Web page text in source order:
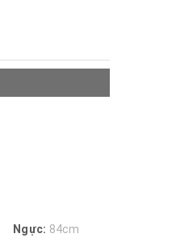
Ngực: 84cm